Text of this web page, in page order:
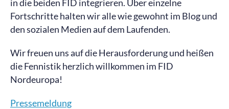
in die beiden FID integrieren. Über einzelne
Fortschritte halten wir alle wie gewohnt im Blog und
den sozialen Medien auf dem Laufenden.
Wir freuen uns auf die Herausforderung und heißen
die Fennistik herzlich willkommen im FID
Nordeuropa!
Pressemeldung